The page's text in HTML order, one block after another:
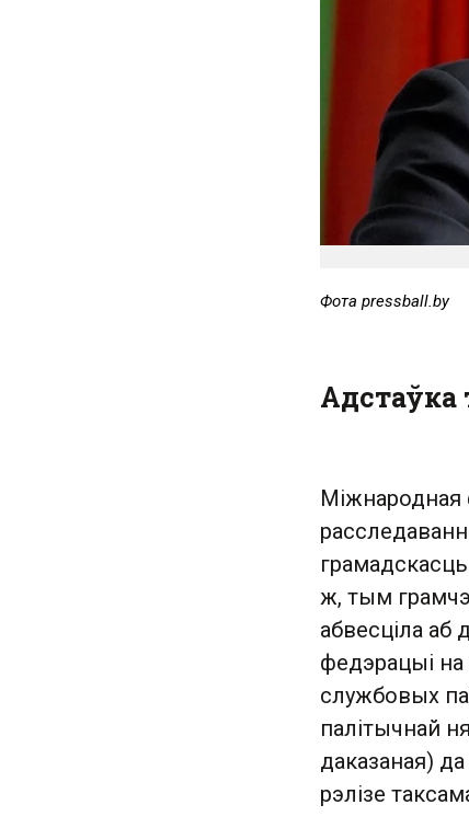
Фота pressball.by
Міжнародная
ж, тым
абвесціла аб
федэрацыі
службовых
палітычнай
даказаная)
рэлізе